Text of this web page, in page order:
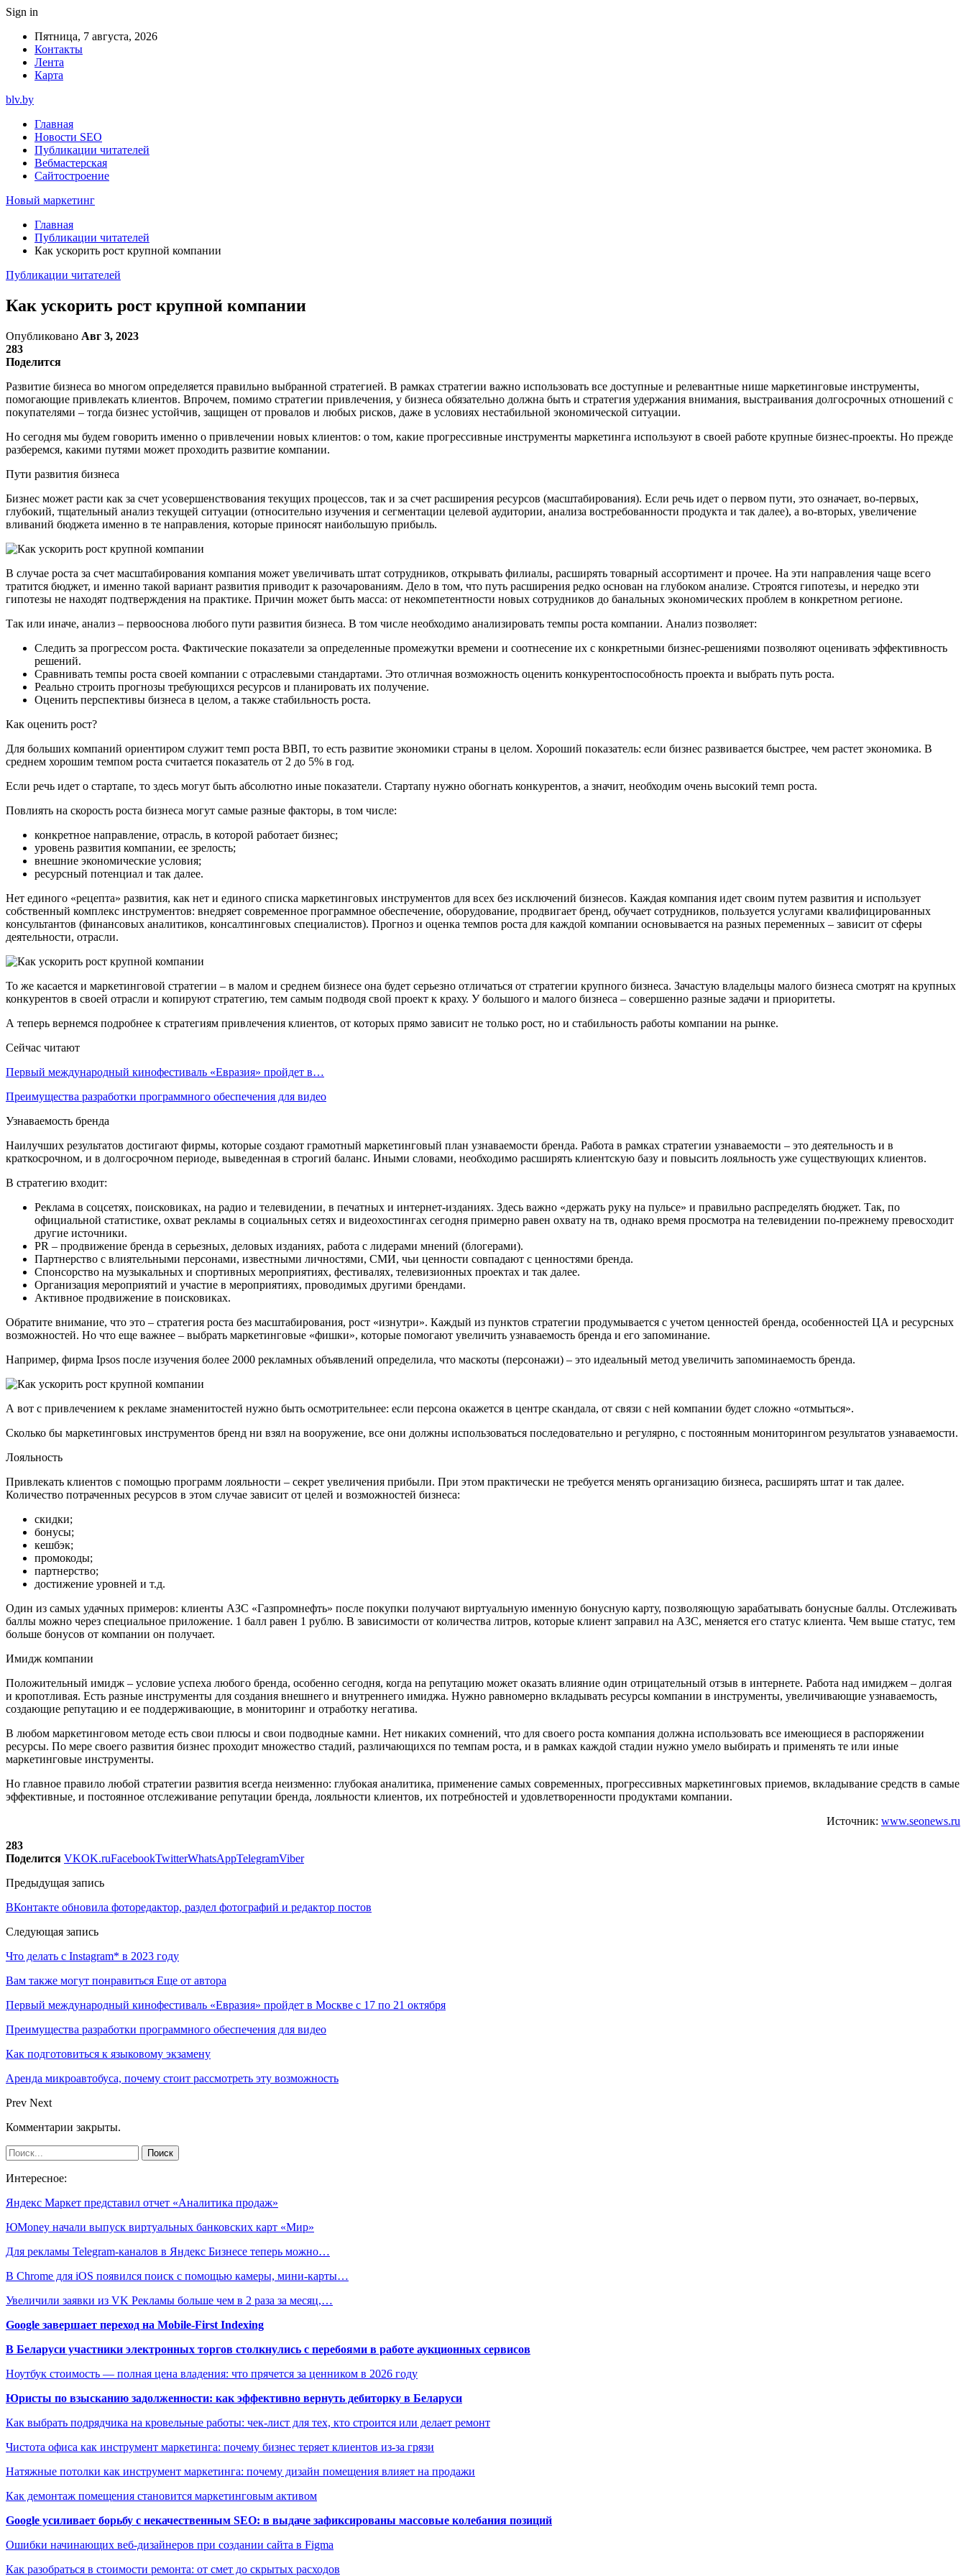
Sign in
Пятница, 7 августа, 2026
Контакты
Лента
Карта
blv.by
Главная
Новости SEO
Публикации читателей
Вебмастерская
Сайтостроение
Новый маркетинг
Главная
Публикации читателей
Как ускорить рост крупной компании
Публикации читателей
Как ускорить рост крупной компании
Опубликовано Авг 3, 2023
283
Поделится
Развитие бизнеса во многом определяется правильно выбранной стратегией. В рамках стратегии важно использовать все доступные и релевантные нише маркетинговые инструменты,
помогающие привлекать клиентов. Впрочем, помимо стратегии привлечения, у бизнеса обязательно должна быть и стратегия удержания внимания, выстраивания долгосрочных отношений с
покупателями – тогда бизнес устойчив, защищен от провалов и любых рисков, даже в условиях нестабильной экономической ситуации.
Но сегодня мы будем говорить именно о привлечении новых клиентов: о том, какие прогрессивные инструменты маркетинга используют в своей работе крупные бизнес-проекты. Но прежде
разберемся, какими путями может проходить развитие компании.
Пути развития бизнеса
Бизнес может расти как за счет усовершенствования текущих процессов, так и за счет расширения ресурсов (масштабирования). Если речь идет о первом пути, это означает, во-первых,
глубокий, тщательный анализ текущей ситуации (относительно изучения и сегментации целевой аудитории, анализа востребованности продукта и так далее), а во-вторых, увеличение
вливаний бюджета именно в те направления, которые приносят наибольшую прибыль.
В случае роста за счет масштабирования компания может увеличивать штат сотрудников, открывать филиалы, расширять товарный ассортимент и прочее. На эти направления чаще всего
тратится бюджет, и именно такой вариант развития приводит к разочарованиям. Дело в том, что путь расширения редко основан на глубоком анализе. Строятся гипотезы, и нередко эти
гипотезы не находят подтверждения на практике. Причин может быть масса: от некомпетентности новых сотрудников до банальных экономических проблем в конкретном регионе.
Так или иначе, анализ – первооснова любого пути развития бизнеса. В том числе необходимо анализировать темпы роста компании. Анализ позволяет:
Следить за прогрессом роста. Фактические показатели за определенные промежутки времени и соотнесение их с конкретными бизнес-решениями позволяют оценивать эффективность
решений.
Сравнивать темпы роста своей компании с отраслевыми стандартами. Это отличная возможность оценить конкурентоспособность проекта и выбрать путь роста.
Реально строить прогнозы требующихся ресурсов и планировать их получение.
Оценить перспективы бизнеса в целом, а также стабильность роста.
Как оценить рост?
Для больших компаний ориентиром служит темп роста ВВП, то есть развитие экономики страны в целом. Хороший показатель: если бизнес развивается быстрее, чем растет экономика. В
среднем хорошим темпом роста считается показатель от 2 до 5% в год.
Если речь идет о стартапе, то здесь могут быть абсолютно иные показатели. Стартапу нужно обогнать конкурентов, а значит, необходим очень высокий темп роста.
Повлиять на скорость роста бизнеса могут самые разные факторы, в том числе:
конкретное направление, отрасль, в которой работает бизнес;
уровень развития компании, ее зрелость;
внешние экономические условия;
ресурсный потенциал и так далее.
Нет единого «рецепта» развития, как нет и единого списка маркетинговых инструментов для всех без исключений бизнесов. Каждая компания идет своим путем развития и использует
собственный комплекс инструментов: внедряет современное программное обеспечение, оборудование, продвигает бренд, обучает сотрудников, пользуется услугами квалифицированных
консультантов (финансовых аналитиков, консалтинговых специалистов). Прогноз и оценка темпов роста для каждой компании основывается на разных переменных – зависит от сферы
деятельности, отрасли.
То же касается и маркетинговой стратегии – в малом и среднем бизнесе она будет серьезно отличаться от стратегии крупного бизнеса. Зачастую владельцы малого бизнеса смотрят на крупных
конкурентов в своей отрасли и копируют стратегию, тем самым подводя свой проект к краху. У большого и малого бизнеса – совершенно разные задачи и приоритеты.
А теперь вернемся подробнее к стратегиям привлечения клиентов, от которых прямо зависит не только рост, но и стабильность работы компании на рынке.
Сейчас читают
Первый международный кинофестиваль «Евразия» пройдет в…
Преимущества разработки программного обеспечения для видео
Узнаваемость бренда
Наилучших результатов достигают фирмы, которые создают грамотный маркетинговый план узнаваемости бренда. Работа в рамках стратегии узнаваемости – это деятельность и в
краткосрочном, и в долгосрочном периоде, выведенная в строгий баланс. Иными словами, необходимо расширять клиентскую базу и повысить лояльность уже существующих клиентов.
В стратегию входит:
Реклама в соцсетях, поисковиках, на радио и телевидении, в печатных и интернет-изданиях. Здесь важно «держать руку на пульсе» и правильно распределять бюджет. Так, по
официальной статистике, охват рекламы в социальных сетях и видеохостингах сегодня примерно равен охвату на тв, однако время просмотра на телевидении по-прежнему превосходит
другие источники.
PR – продвижение бренда в серьезных, деловых изданиях, работа с лидерами мнений (блогерами).
Партнерство с влиятельными персонами, известными личностями, СМИ, чьи ценности совпадают с ценностями бренда.
Спонсорство на музыкальных и спортивных мероприятиях, фестивалях, телевизионных проектах и так далее.
Организация мероприятий и участие в мероприятиях, проводимых другими брендами.
Активное продвижение в поисковиках.
Обратите внимание, что это – стратегия роста без масштабирования, рост «изнутри». Каждый из пунктов стратегии продумывается с учетом ценностей бренда, особенностей ЦА и ресурсных
возможностей. Но что еще важнее – выбрать маркетинговые «фишки», которые помогают увеличить узнаваемость бренда и его запоминание.
Например, фирма Ipsos после изучения более 2000 рекламных объявлений определила, что маскоты (персонажи) – это идеальный метод увеличить запоминаемость бренда.
А вот с привлечением к рекламе знаменитостей нужно быть осмотрительнее: если персона окажется в центре скандала, от связи с ней компании будет сложно «отмыться».
Сколько бы маркетинговых инструментов бренд ни взял на вооружение, все они должны использоваться последовательно и регулярно, с постоянным мониторингом результатов узнаваемости.
Лояльность
Привлекать клиентов с помощью программ лояльности – секрет увеличения прибыли. При этом практически не требуется менять организацию бизнеса, расширять штат и так далее.
Количество потраченных ресурсов в этом случае зависит от целей и возможностей бизнеса:
скидки;
бонусы;
кешбэк;
промокоды;
партнерство;
достижение уровней и т.д.
Один из самых удачных примеров: клиенты АЗС «Газпромнефть» после покупки получают виртуальную именную бонусную карту, позволяющую зарабатывать бонусные баллы. Отслеживать
баллы можно через специальное приложение. 1 балл равен 1 рублю. В зависимости от количества литров, которые клиент заправил на АЗС, меняется его статус клиента. Чем выше статус, тем
больше бонусов от компании он получает.
Имидж компании
Положительный имидж – условие успеха любого бренда, особенно сегодня, когда на репутацию может оказать влияние один отрицательный отзыв в интернете. Работа над имиджем – долгая
и кропотливая. Есть разные инструменты для создания внешнего и внутреннего имиджа. Нужно равномерно вкладывать ресурсы компании в инструменты, увеличивающие узнаваемость,
создающие репутацию и ее поддерживающие, в мониторинг и отработку негатива.
В любом маркетинговом методе есть свои плюсы и свои подводные камни. Нет никаких сомнений, что для своего роста компания должна использовать все имеющиеся в распоряжении
ресурсы. По мере своего развития бизнес проходит множество стадий, различающихся по темпам роста, и в рамках каждой стадии нужно умело выбирать и применять те или иные
маркетинговые инструменты.
Но главное правило любой стратегии развития всегда неизменно: глубокая аналитика, применение самых современных, прогрессивных маркетинговых приемов, вкладывание средств в самые
эффективные, и постоянное отслеживание репутации бренда, лояльности клиентов, их потребностей и удовлетворенности продуктами компании.
Источник: www.seonews.ru
283
Поделится VKOK.ruFacebookTwitterWhatsAppTelegramViber
Предыдущая запись
ВКонтакте обновила фоторедактор, раздел фотографий и редактор постов
Следующая запись
Что делать с Instagram* в 2023 году
Вам также могут понравиться Еще от автора
Первый международный кинофестиваль «Евразия» пройдет в Москве с 17 по 21 октября
Преимущества разработки программного обеспечения для видео
Как подготовиться к языковому экзамену
Аренда микроавтобуса, почему стоит рассмотреть эту возможность
Prev Next
Комментарии закрыты.
Интересное:
Яндекс Маркет представил отчет «Аналитика продаж»
ЮMoney начали выпуск виртуальных банковских карт «Мир»
Для рекламы Telegram-каналов в Яндекс Бизнесе теперь можно…
В Chrome для iOS появился поиск с помощью камеры, мини-карты…
Увеличили заявки из VK Рекламы больше чем в 2 раза за месяц,…
Google завершает переход на Mobile-First Indexing
В Беларуси участники электронных торгов столкнулись с перебоями в работе аукционных сервисов
Ноутбук стоимость — полная цена владения: что прячется за ценником в 2026 году
Юристы по взысканию задолженности: как эффективно вернуть дебиторку в Беларуси
Как выбрать подрядчика на кровельные работы: чек-лист для тех, кто строится или делает ремонт
Чистота офиса как инструмент маркетинга: почему бизнес теряет клиентов из-за грязи
Натяжные потолки как инструмент маркетинга: почему дизайн помещения влияет на продажи
Как демонтаж помещения становится маркетинговым активом
Google усиливает борьбу с некачественным SEO: в выдаче зафиксированы массовые колебания позиций
Ошибки начинающих веб-дизайнеров при создании сайта в Figma
Как разобраться в стоимости ремонта: от смет до скрытых расходов